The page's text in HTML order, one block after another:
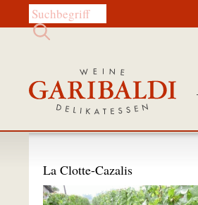
Diese Website durchsuchen:
La Clotte-Cazalis